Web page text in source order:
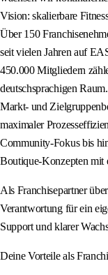
Vision: skalierbare
Über 150
seit vielen Jahren auf
450.000 Mitgliedern
deutschsprachigen
Markt- und
maximaler
Community-Fokus bis
Boutique-Konzepten mit
Als Franchisepartner
Verantwortung für ein
Support und klarer
Deine Vorteile als